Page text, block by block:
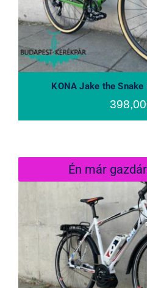
KONA Jake the
Én már
KTM Macina